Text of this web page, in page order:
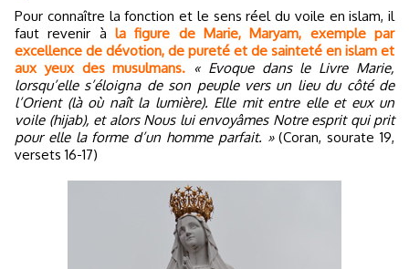
Pour connaître la fonction et le sens réel du voile en islam, il
faut revenir à la figure de Marie, Maryam, exemple par
excellence de dévotion, de pureté et de sainteté en islam et
aux yeux des musulmans. « Evoque dans le Livre Marie,
lorsqu’elle s’éloigna de son peuple vers un lieu du côté de
l’Orient (là où naît la lumière). Elle mit entre elle et eux un
voile (hijab), et alors Nous lui envoyâmes Notre esprit qui prit
pour elle la forme d’un homme parfait. »(Coran, sourate 19,
versets 16-17)